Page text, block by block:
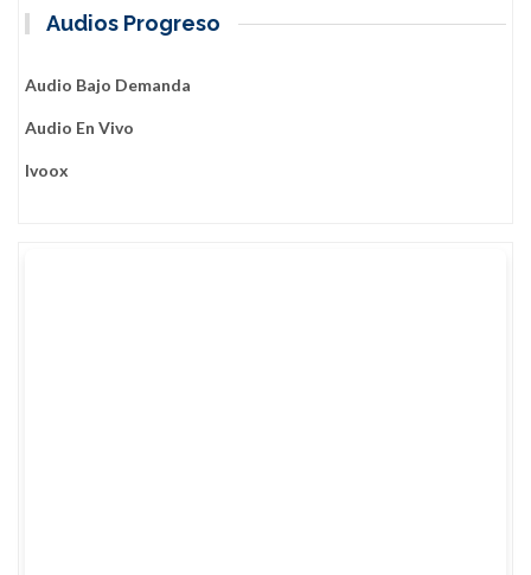
Audios Progreso
Audio Bajo Demanda
Audio En Vivo
Ivoox